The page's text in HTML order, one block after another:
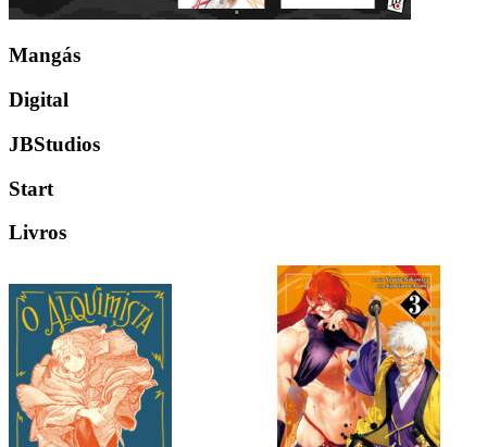
Mangás
Digital
JBStudios
Start
Livros